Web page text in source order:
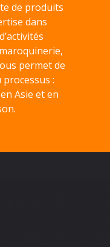
de produits
dans
permet de
processus :
Asie et en